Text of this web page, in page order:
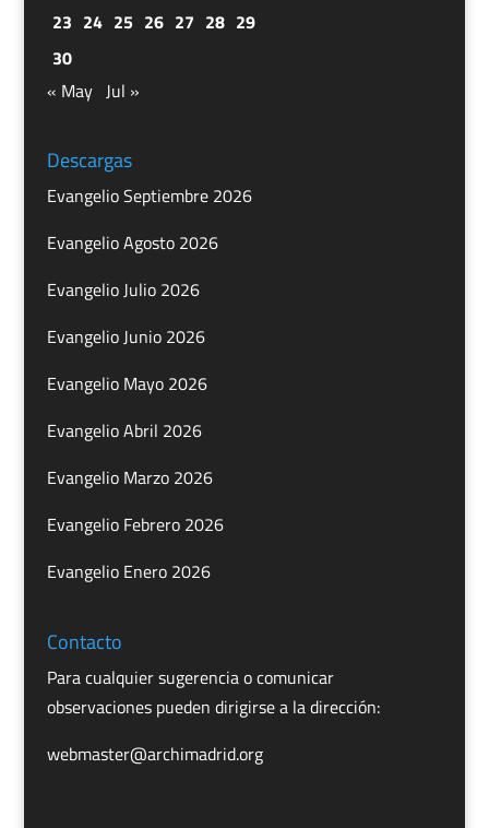
23 24 25 26 27 28 29
30
« May Jul »
Descargas
Evangelio Septiembre 2026
Evangelio Agosto 2026
Evangelio Julio 2026
Evangelio Junio 2026
Evangelio Mayo 2026
Evangelio Abril 2026
Evangelio Marzo 2026
Evangelio Febrero 2026
Evangelio Enero 2026
Contacto
Para cualquier sugerencia o comunicar
observaciones pueden dirigirse a la dirección:
webmaster@archimadrid.org